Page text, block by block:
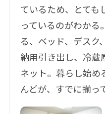
ているため、とても
っているのがわかる
る、ベッド、デスク
納用引き出し、冷蔵
ネット。暮らし始め
んどが、すでに揃っ